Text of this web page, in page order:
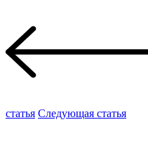
статья Следующая статья